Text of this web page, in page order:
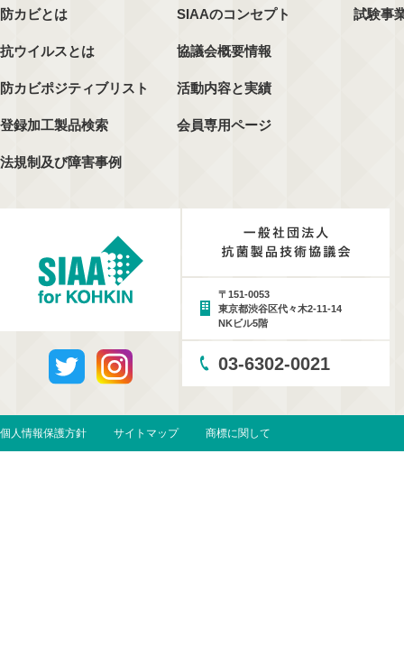
防カビとは
抗ウイルスとは
防カビポジティブリスト
登録加工製品検索
法規制及び障害事例
SIAAのコンセプト
協議会概要情報
活動内容と実績
会員専用ページ
試験事
〒151-0053
東京都渋谷区代々木2-11-14
NKビル5階
03-6302-0021
個人情報保護方針 サイトマップ 商標に関して